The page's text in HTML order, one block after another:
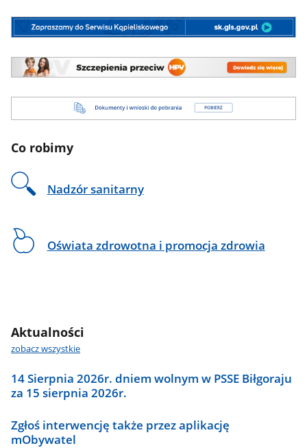
z
myślą
przyszłości
dotyczace
żywnosci
Inspektoratu
Sanitarnego
dotyczace
Głównego
Sanitarnego
Serwis
Kompieliskowy
Kompieliskowy
Szczepienia
HPV
Szczepienia
do
Co robimy
Nadzór sanitarny
Oświata zdrowotna i promocja zdrowia
Aktualności
zobacz wszystkie
14 Sierpnia 2026r. dniem wolnym w PSSE Biłgoraju
za 15 sierpnia 2026r.
Zgłoś interwencję także przez aplikację
mObywatel